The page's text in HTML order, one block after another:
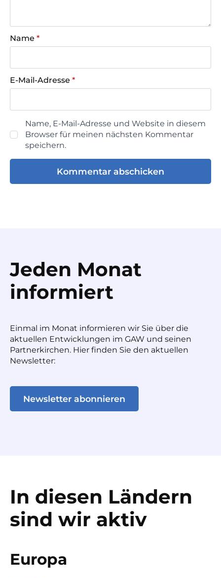
Name *
E-Mail-Adresse *
Name, E-Mail-Adresse und Website in diesem
Browser für meinen nächsten Kommentar
speichern.
Jeden Monat
informiert
Einmal im Monat informieren wir Sie über die
aktuellen Entwicklungen im GAW und seinen
Partnerkirchen. Hier finden Sie den aktuellen
Newsletter:
Newsletter abonnieren
In diesen Ländern
sind wir aktiv
Europa